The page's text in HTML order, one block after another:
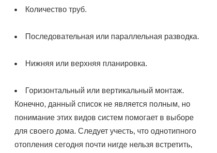
Количество труб.
Последовательная или параллельная разводка.
Нижняя или верхняя планировка.
Горизонтальный или вертикальный монтаж.
Конечно, данный список не является полным, но
понимание этих видов систем помогает в выборе
для своего дома. Следует учесть, что однотипного
отопления сегодня почти нигде нельзя встретить,